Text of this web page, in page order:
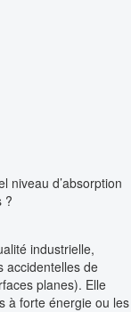
niveau d’absorption
?
industrielle,
accidentelles de
planes). Elle
à forte énergie ou les